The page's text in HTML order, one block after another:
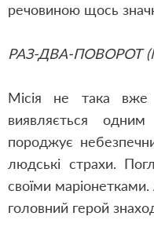
речовиною щось
РАЗ-ДВА-ПОВОРОТ
Місія не така
виявляється
породжує
людські страхи.
своїми маріонетками.
головний герой